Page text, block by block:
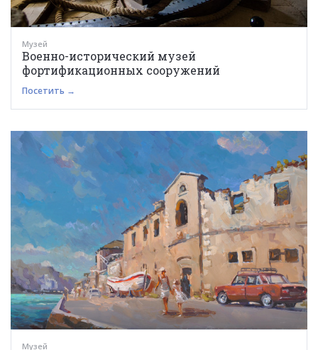
Музей
Военно-исторический музей
фортификационных сооружений
Посетить →
Музей